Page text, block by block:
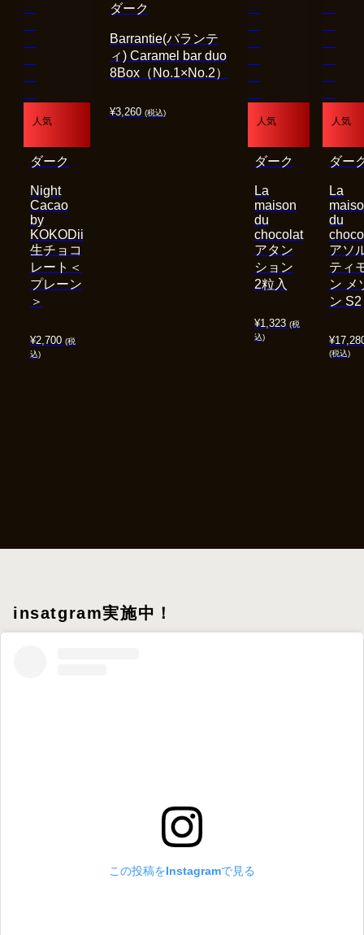
人気
¥2,700 (税
込)
Night
Cacao
by
KOKODii
生チョコ
レート＜
プレーン
＞
ダーク
¥3,260 (税込)
Barrantie(バランテ
ィ) Caramel bar duo
8Box（No.1×No.2）
ダーク
人気
¥1,323 (税
込)
La
maison
du
chocolat
アタン
ション
2粒入
ダーク
人気
¥
(税込)
La
du
アソ
ティ
ン メ
ン S2
ダー
insatgram実施中！
この投稿をInstagramで見る